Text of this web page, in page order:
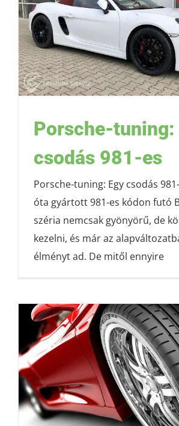
Porsche-tuning:
csodás 981-es
Porsche-tuning: Egy csodás
óta gyártott 981-es kódon futó
széria nemcsak gyönyörű, de
kezelni, és már az
élményt ad. De mitől ennyire